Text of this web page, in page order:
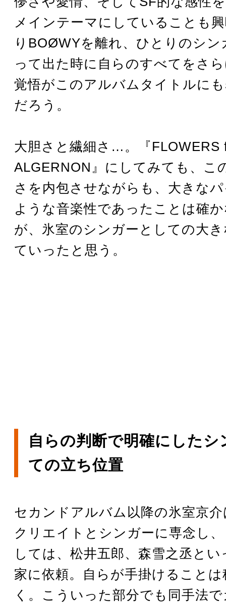
メインテーマにしていることも
りBOØWYを離れ、ひとりのシン
って出た時に自らのすべてをさ
覚悟がこのアルバムタイトルに
だろう。
大胆さと繊細さ…。『FLOWERS
ALGERNON』にしてみても、こ
さを内包させながらも、大きな
ような音楽性であったことは確
が、氷室のシンガーとしての大
ていったと思う。
自らの判断で明確にしたシ
ての立ち位置
セカンドアルバム以降の氷室京
クリエイトとシンガーに専念し
しては、松井五郎、森雪之丞と
家に依頼。自らが手掛けること
く。こういった部分でも同手法